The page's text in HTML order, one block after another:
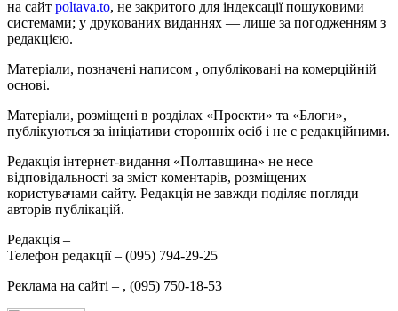
на сайт poltava.to, не закритого для індексації пошуковими
системами; у друкованих виданнях — лише за погодженням з
редакцією.
Матеріали, позначені написом , опубліковані на комерційній
основі.
Матеріали, розміщені в розділах «Проекти» та «Блоги»,
публікуються за ініціативи сторонніх осіб і не є редакційними.
Редакція інтернет-видання «Полтавщина» не несе
відповідальності за зміст коментарів, розміщених
користувачами сайту. Редакція не завжди поділяє погляди
авторів публікацій.
Редакція –
Телефон редакції – (095) 794-29-25
Реклама на сайті – , (095) 750-18-53